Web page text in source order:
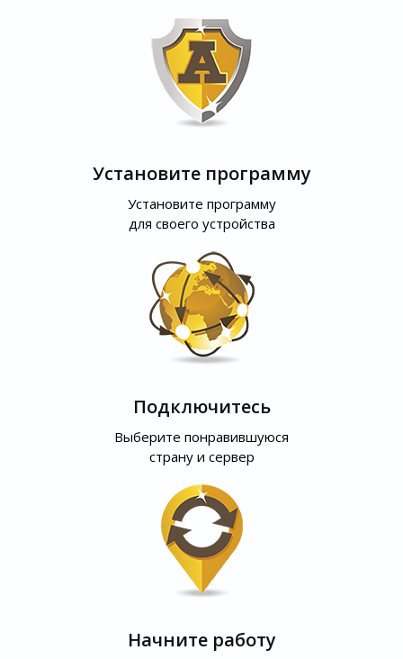
Установите программу
Установите программу
для своего устройства
Подключитесь
Выберите понравившуюся
страну и сервер
Начните работу